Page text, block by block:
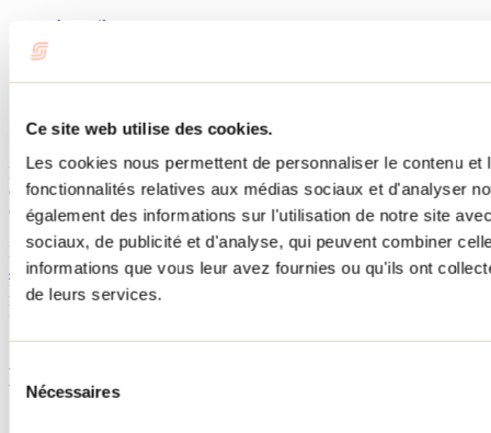
Ce site web utilise des cookies.
Les cookies nous permettent de personnaliser le contenu
fonctionnalités relatives aux médias sociaux et d'analyser
également des informations sur l'utilisation de notre site
sociaux, de publicité et d'analyse, qui peuvent combiner
informations que vous leur avez fournies ou qu'ils ont
de leurs services.
Sélection
Nécessaires
Accueil
CHALETS DES QUATRE-AS
Notre-Dame-de-la-Merci
Chalets
CHALETS DES QUATRE-AS
Notre-Dame-de-la-Merci, QC J0T
450 889-7649
No d'enregistrement311992
Besoin d'information?
Menu pied de page